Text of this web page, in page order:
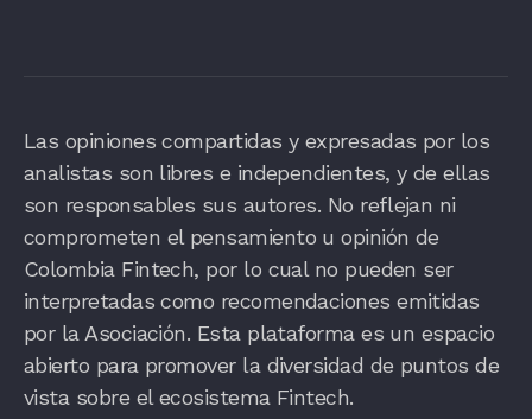
Las opiniones compartidas y expresadas por los
analistas son libres e independientes, y de ellas
son responsables sus autores. No reflejan ni
comprometen el pensamiento u opinión de
Colombia Fintech, por lo cual no pueden ser
interpretadas como recomendaciones emitidas
por la Asociación. Esta plataforma es un espacio
abierto para promover la diversidad de puntos de
vista sobre el ecosistema Fintech.